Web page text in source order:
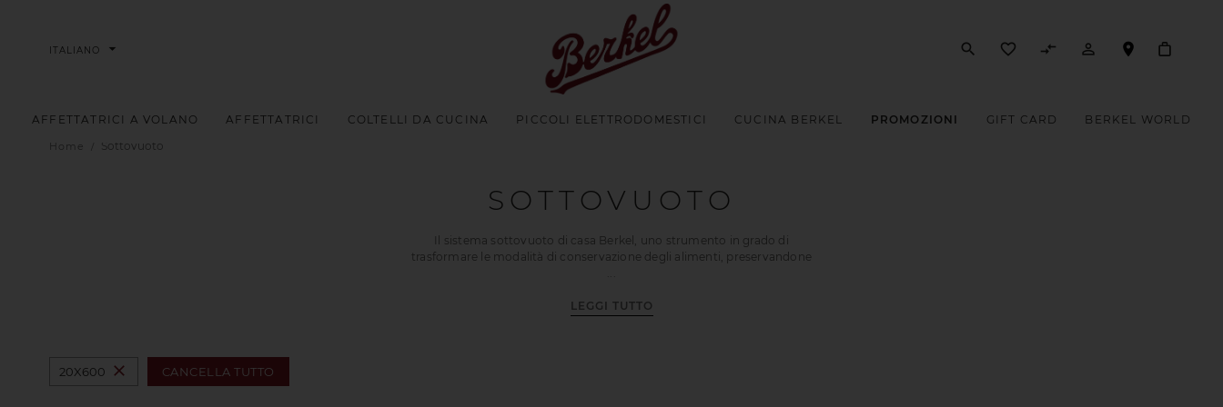
ITALIANO arrow_drop_down search favorite_border compare_arrows person_outline
AFFETTATRICI A VOLANO AFFETTATRICI COLTELLI DA CUCINA PICCOLI ELETTRODOMESTICI CUCINA BERKEL PROMOZIONI GIFT CARD BERKEL WORLD
Home Sottovuoto
SOTTOVUOTO
Il sistema sottovuoto di casa Berkel, uno strumento in grado di
trasformare le modalità di conservazione degli alimenti, preservandone
LEGGI TUTTO
20X600 close CANCELLA TUTTO